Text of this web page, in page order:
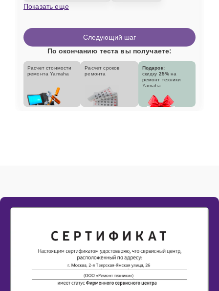
Показать еще
Следующий шаг
По окончанию теста вы получаете:
Расчет стоимости
ремонта Yamaha
Расчет сроков
ремонта
Подарок:
скидку 25% на
ремонт техники
Yamaha